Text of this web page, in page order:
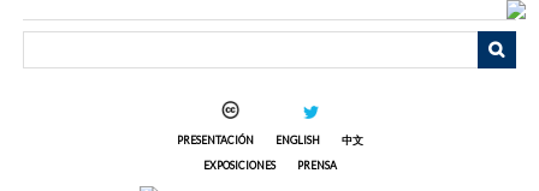
PRESENTACIÓN ENGLISH
中文
EXPOSICIONES
PRENSA